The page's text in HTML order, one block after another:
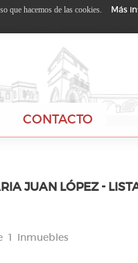
CONTACTO
JUAN LÓPEZ -
1 Inmuebles
que hacemos de las cookies. Más